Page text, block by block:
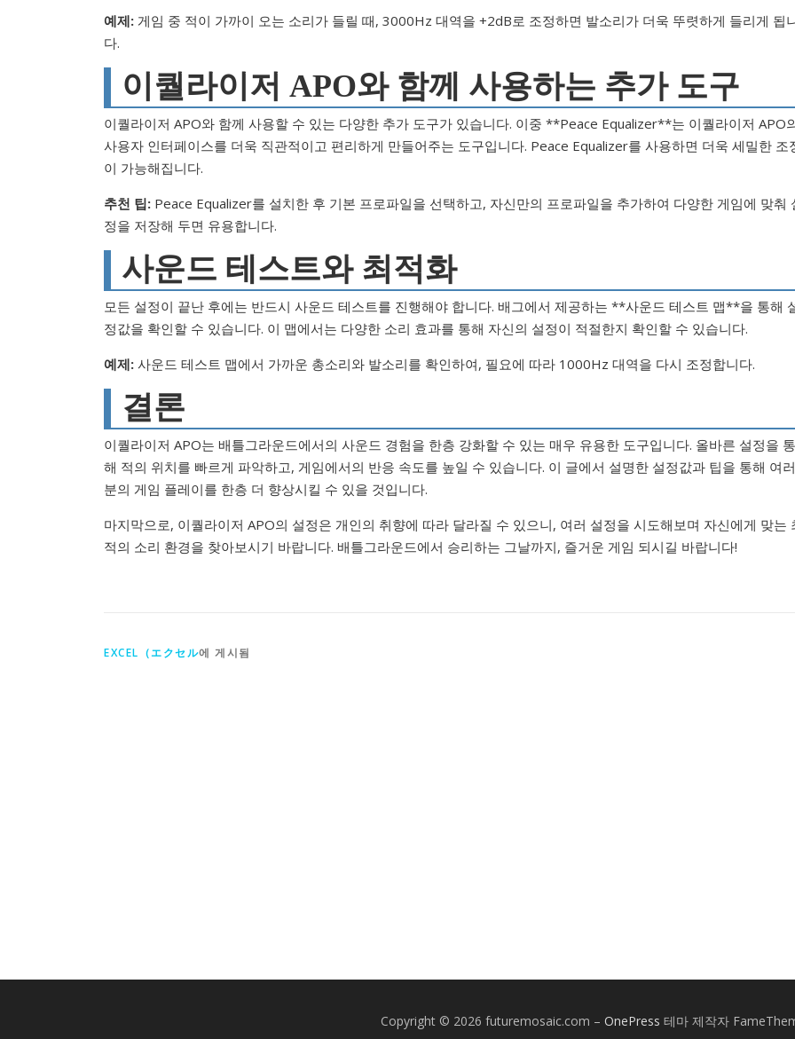
예제: 게임 중 적이 가까이 오는 소리가 들릴 때, 3000Hz 대역을 +2dB로 조정하면 발소리가 더욱 뚜렷하게 들리게 됩
다.
이퀄라이저 APO와 함께 사용하는 추가 도구
이퀄라이저 APO와 함께 사용할 수 있는 다양한 추가 도구가 있습니다. 이중 **Peace Equalizer**는 이퀄라이저 APO
사용자 인터페이스를 더욱 직관적이고 편리하게 만들어주는 도구입니다. Peace Equalizer를 사용하면 더욱 세밀한 조
이 가능해집니다.
추천 팁: Peace Equalizer를 설치한 후 기본 프로파일을 선택하고, 자신만의 프로파일을 추가하여 다양한 게임에 맞춰
정을 저장해 두면 유용합니다.
사운드 테스트와 최적화
모든 설정이 끝난 후에는 반드시 사운드 테스트를 진행해야 합니다. 배그에서 제공하는 **사운드 테스트 맵**을 통해
정값을 확인할 수 있습니다. 이 맵에서는 다양한 소리 효과를 통해 자신의 설정이 적절한지 확인할 수 있습니다.
예제: 사운드 테스트 맵에서 가까운 총소리와 발소리를 확인하여, 필요에 따라 1000Hz 대역을 다시 조정합니다.
결론
이퀄라이저 APO는 배틀그라운드에서의 사운드 경험을 한층 강화할 수 있는 매우 유용한 도구입니다. 올바른 설정을 통
해 적의 위치를 빠르게 파악하고, 게임에서의 반응 속도를 높일 수 있습니다. 이 글에서 설명한 설정값과 팁을 통해 여러
분의 게임 플레이를 한층 더 향상시킬 수 있을 것입니다.
마지막으로, 이퀄라이저 APO의 설정은 개인의 취향에 따라 달라질 수 있으니, 여러 설정을 시도해보며 자신에게 맞는
적의 소리 환경을 찾아보시기 바랍니다. 배틀그라운드에서 승리하는 그날까지, 즐거운 게임 되시길 바랍니다!
EXCEL（エクセル에 게시됨
Copyright © 2026 futuremosaic.com – OnePress 테마 제작자